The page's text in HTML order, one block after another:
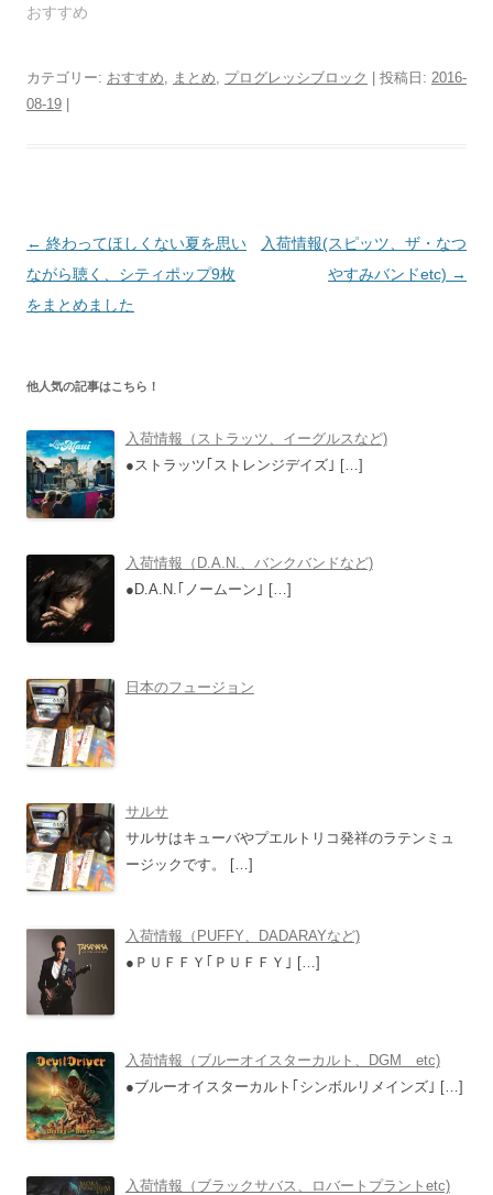
おすすめ
カテゴリー: おすすめ まとめ プログレッシブロック | 投稿日: 2016-
08-19
投
稿
ナ
ー
シ
ョ
ン
← 終わってほしくない夏を思い
ながら聴く、シティポップ9枚
をまとめました
入荷情報(スピッツ、ザ・なつ
やすみバンドetc) →
他人気の記事はこちら！
入荷情報（ストラッツ、イーグルスなど)
●ストラッツ｢ストレンジデイズ｣ […]
入荷情報（D.A.N.、バンクバンドなど)
●D.A.N.｢ノームーン｣ […]
日本のフュージョン
サルサ
サルサはキューバやプエルトリコ発祥のラテンミュ
ージックです。
[…]
入荷情報（PUFFY、DADARAYなど)
●ＰＵＦＦＹ｢ＰＵＦＦＹ｣ […]
入荷情報（ブルーオイスターカルト、DGM etc)
●ブルーオイスターカルト｢シンボルリメインズ｣ […]
入荷情報（ブラックサバス、ロバートプラントetc)